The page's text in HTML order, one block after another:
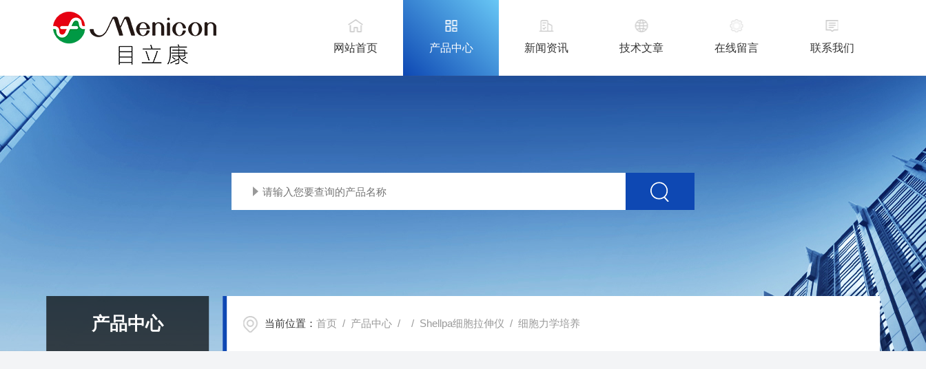
网站首页 产品中心 新闻资讯 技术文章 在线留言 联系我们
产品中心 当前位置：首页 / 产品中心 / / Shellpa细胞拉伸仪 / 细胞力学培养